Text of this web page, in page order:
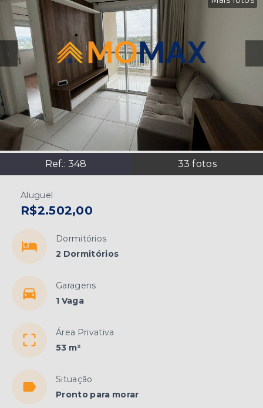
Ref.: 348 33 fotos
Aluguel
R$2.502,00
Dormitórios
2 Dormitórios
Garagens
1 Vaga
Área Privativa
53 m²
Situação
Pronto para morar